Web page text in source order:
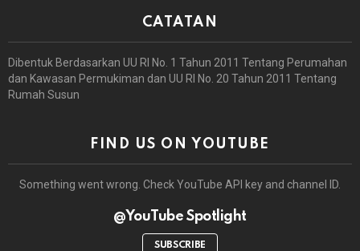
CATATAN
Dibentuk Berdasarkan UU RI No. 1 Tahun 2011 Tentang Perumahan
dan Kawasan Permukiman dan UU RI No. 20 Tahun 2011 Tentang
Rumah Susun
FIND US ON YOUTUBE
Something went wrong. Check YouTube API key and channel ID.
@YouTube Spotlight
SUBSCRIBE